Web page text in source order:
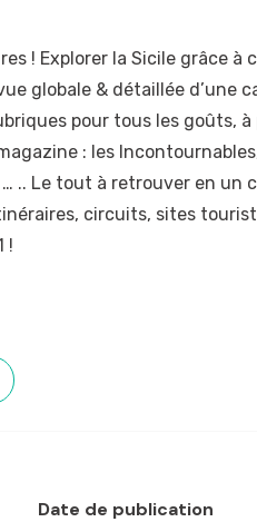
! Explorer la Sicile grâce à
globale & détaillée d’une
pour tous les goûts, à
: les
.. Le tout à retrouver en un
circuits, sites
!
Date de publication